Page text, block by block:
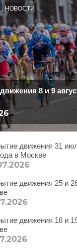
НОВОСТИ
8 и 9
движения 31
в Москве
движения 25 и
движения 18 и